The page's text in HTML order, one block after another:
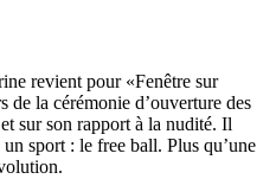
revient pour «Fenêtre sur
de la cérémonie d’ouverture des
sur son rapport à la nudité. Il
sport : le free ball. Plus qu’une